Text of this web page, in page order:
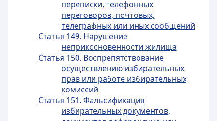
переписки, телефонных
переговоров, почтовых,
телеграфных или иных сообщений
Статья 149. Нарушение
неприкосновенности жилища
Статья 150. Воспрепятствование
осуществлению избирательных
прав или работе избирательных
комиссий
Статья 151. Фальсификация
избирательных документов,